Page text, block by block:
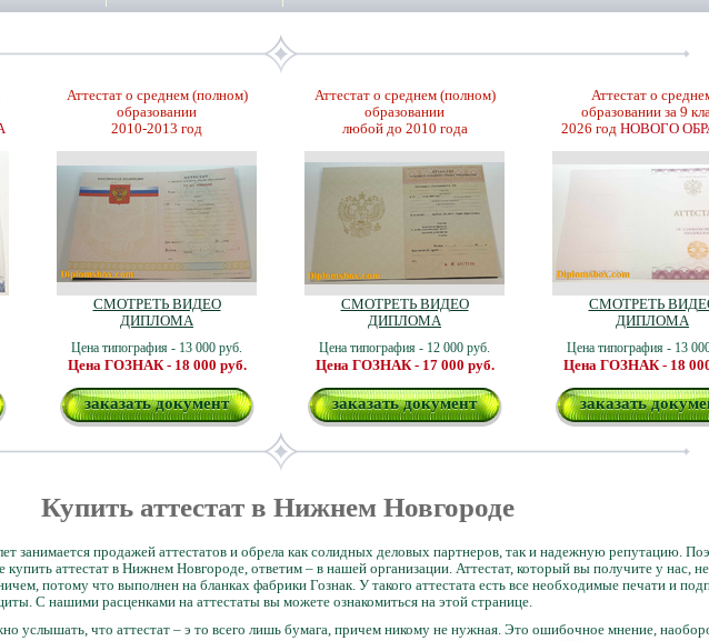
Аттестат о среднем (полном)
образовании
2010-2013 год
СМОТРЕТЬ ВИДЕО
ДИПЛОМА
Цена типография - 13 000 руб.
Цена ГОЗНАК - 18 000 руб.
заказать документ
Аттестат о среднем (полном)
образовании
любой до 2010 года
СМОТРЕТЬ ВИДЕО
ДИПЛОМА
Цена типография - 12 000 руб.
Цена ГОЗНАК - 17 000 руб.
заказать документ
Аттестат о
образовании за 9
2026 год НОВОГО
СМОТРЕТЬ
ДИПЛОМА
Цена типография - 13
Цена ГОЗНАК - 18
заказать
Купить аттестат в Нижнем Новгороде
занимается продажей аттестатов и обрела как солидных деловых партнеров, так и надежную репутацию.
купить аттестат в Нижнем Новгороде, ответим – в нашей организации. Аттестат, который вы получите у нас,
потому что выполнен на бланках фабрики Гознак. У такого аттестата есть все необходимые печати и
С нашими расценками на аттестаты вы можете ознакомиться на этой странице.
услышать, что аттестат – э то всего лишь бумага, причем никому не нужная. Это ошибочное мнение,